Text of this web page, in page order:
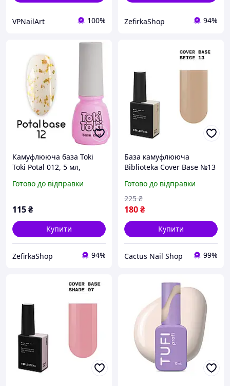
VPNailArt 100% ZefirkaShop 94%
Камуфлююча база Toki
Toki Potal 012, 5 мл,
золотою поталлю
Готово до відправки
115₴
Купити
ZefirkaShop 94%
База камуфлююча
Biblioteka Cover Base №13
Готово до відправки
180₴
225 ₴
Купити
Cactus Nail Shop 99%